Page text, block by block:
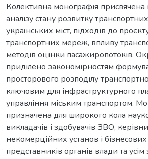
Колективна монографія
аналізу стану розвитку
українських міст, підходів до
транспортних мереж, впливу
методів оцінки пасажиропотоків.
приділено закономірностям
просторового розподілу
ключовим для інфраструктурного
управління міським транспортом.
призначена для широкого кола
викладачів і здобувачів ЗВО,
некомерційних установ і бізнесових
представників органів влади та